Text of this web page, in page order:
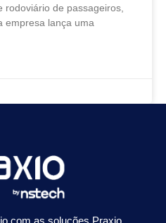
de passageiros,
empresa lança uma